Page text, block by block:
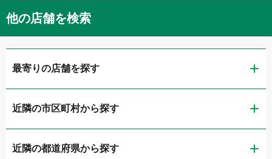
他の店舗を検索
最寄りの店舗を探す
ガリバー下関綾羅木店
ガリバーアウトレット下関長府店
近隣の市区町村から探す
下関市
近隣の都道府県から探す